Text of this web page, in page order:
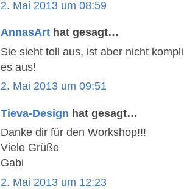
2. Mai 2013 um 08:59
AnnasArt hat gesagt…
Sie sieht toll aus, ist aber nicht
es aus!
2. Mai 2013 um 09:51
Tieva-Design hat gesagt…
Danke dir für den Workshop!!!
Viele Grüße
Gabi
2. Mai 2013 um 12:23